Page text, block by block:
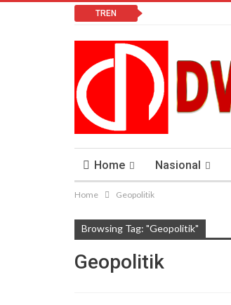
TREN
Home Nasional
Lomba Vlog
Home Geopolitik
Browsing Tag: "Geopolitik"
Geopolitik